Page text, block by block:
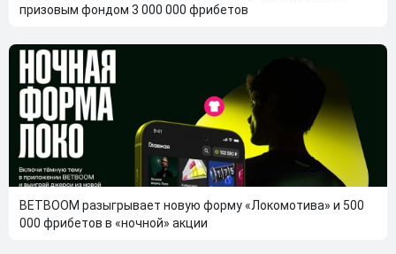
призовым фондом 3 000 000 фрибетов
BETBOOM разыгрывает новую форму «Локомотива» и 500
000 фрибетов в «ночной» акции